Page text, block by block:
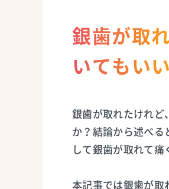
銀歯が取
いてもい
銀歯が取れたけれど
か？結論から述べる
して銀歯が取れて
本記事では銀歯が取